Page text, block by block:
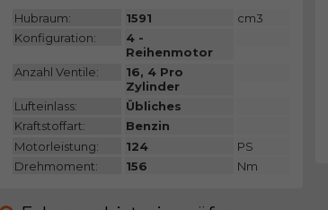
Hubraum: 1591
cm3
Konfiguration:
4 -
Reihenmotor
Anzahl Ventile:
16, 4 Pro
Zylinder
Lufteinlass:
Übliches
Kraftstoffart:
Benzin
Motorleistung:
124
PS
Drehmoment:
156 Nm